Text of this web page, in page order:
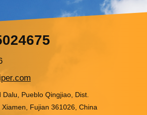
Pueblo Qingjiao, Dist.
Fujian 361026, China